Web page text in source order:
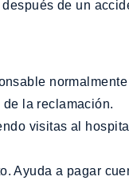
de un
la reclamación.
visitas al
Ayuda a pagar